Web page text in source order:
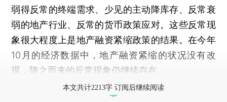
弱得反常的终端需求、少见的主动降库存、反常衰
弱的地产行业、反常的货币政策应对。这些反常现
象很大程度上是地产融资紧缩政策的结果。在今年
10月的经济数据中，地产融资紧缩的状况没有改
观，随之而来的反常现象仍继续存在。
本文共计2213字 订阅后继续阅读